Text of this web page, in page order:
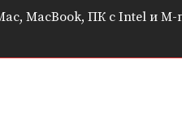
MacBook, ПК с Intel и M-